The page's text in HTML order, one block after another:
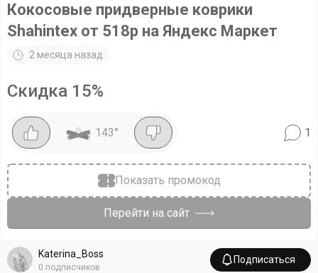
Кокосовые придверные коврики
Shahintex от 518р на Яндекс Маркет
2 месяца назад
Скидка 15%
143° 1
Показать промокод
Перейти на сайт
Katerina_Boss
0 подписчиков
Подписаться